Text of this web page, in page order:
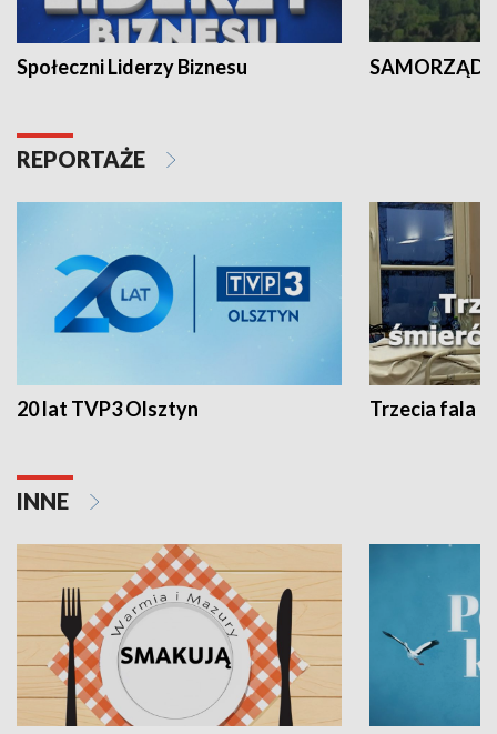
Społeczni Liderzy Biznesu SAMORZĄD
REPORTAŻE
20 lat TVP3 Olsztyn Trzecia fala -
INNE